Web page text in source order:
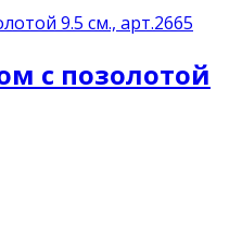
с позолотой